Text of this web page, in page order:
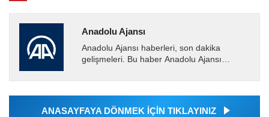
Anadolu Ajansı
Anadolu Ajansı haberleri, son dakika
gelişmeleri. Bu haber Anadolu Ajansı
tarafından geçilen tüm...
ANASAYFAYA DÖNMEK İÇİN TIKLAYINIZ